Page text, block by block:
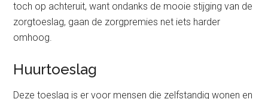
toch op achteruit, want ondanks de mooie stijging van de
zorgtoeslag, gaan de zorgpremies net iets harder
omhoog.
Huurtoeslag
Deze toeslag is er voor mensen die zelfstandig wonen en